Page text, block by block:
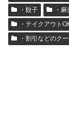
・餃子
・
・テイクアウト
・割引などのク